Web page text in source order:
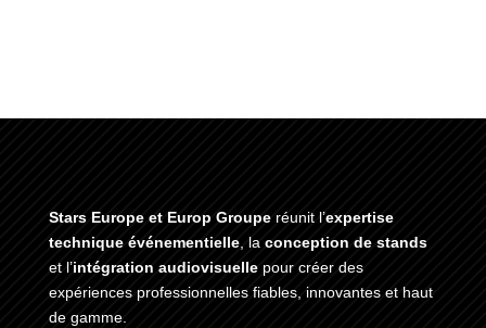
Stars Europe et Europ Groupe réunit l’expertise
technique événementielle, la conception de stands
et l’intégration audiovisuellepour créer des
expériences professionnelles fiables, innovantes et haut
de gamme.